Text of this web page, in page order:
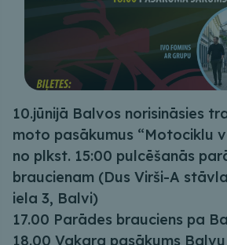
10.jūnijā Balvos norisināsies
moto pasākumus “Motociklu
no plkst. 15:00 pulcēšanās
braucienam (Dus Virši-A
iela 3, Balvi)
17.00 Parādes brauciens pa
18.00 Vakara pasākums